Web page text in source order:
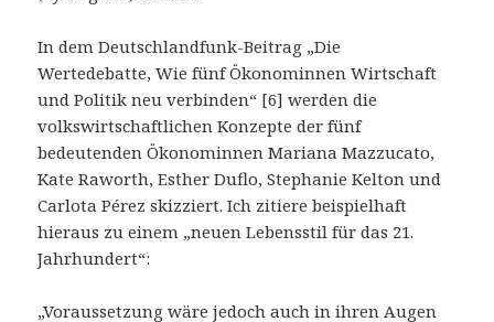
In dem Deutschlandfunk-Beitrag „Die
Wertedebatte, Wie fünf Ökonominnen Wirtschaft
und Politik neu verbinden“ [6] werden die
volkswirtschaftlichen Konzepte der fünf
bedeutenden Ökonominnen Mariana Mazzucato,
Kate Raworth, Esther Duflo, Stephanie Kelton und
Carlota Pérez skizziert. Ich zitiere beispielhaft
hieraus zu einem „neuen Lebensstil für das 21.
Jahrhundert“:
„Voraussetzung wäre jedoch auch in ihren Augen